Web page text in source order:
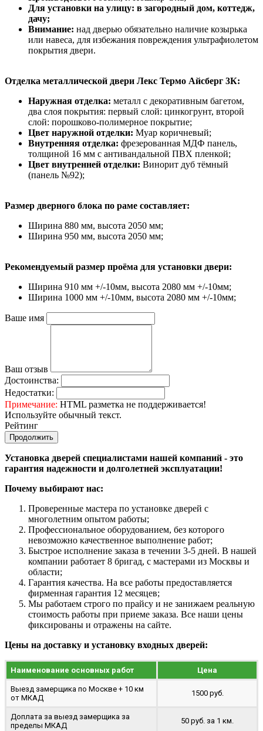
Для установки на улицу: в загородный дом, коттедж,
дачу;
Внимание: над дверью обязательно наличие козырька
или навеса, для избежания повреждения ультрафиолетом
покрытия двери.
Отделка металлической двери Лекс Термо Айсберг 3К:
Наружная отделка: металл с декоративным багетом,
два слоя покрытия: первый слой: цинкогрунт, второй
слой: порошково-полимерное покрытие;
Цвет наружной отделки: Муар коричневый;
Внутренняя отделка: фрезерованная МДФ панель,
толщиной 16 мм с антивандальной ПВХ пленкой;
Цвет внутренней отделки: Винорит дуб тёмный
(панель №92);
Размер дверного блока по раме составляет:
Ширина 880 мм, высота 2050 мм;
Ширина 950 мм, высота 2050 мм;
Рекомендуемый размер проёма для установки двери:
Ширина 910 мм +/-10мм, высота 2080 мм +/-10мм;
Ширина 1000 мм +/-10мм, высота 2080 мм +/-10мм;
Ваше имя
Ваш отзыв
Достоинства:
Недостатки:
Примечание: HTML разметка не поддерживается!
Используйте обычный текст.
Рейтинг
Продолжить
Установка дверей специалистами нашей компаний - это
гарантия надежности и долголетней эксплуатации!
Почему выбирают нас:
Проверенные мастера по установке дверей с
многолетним опытом работы;
Профессиональное оборудованием, без которого
невозможно качественное выполнение работ;
Быстрое исполнение заказа в течении 3-5 дней. В нашей
компании работает 8 бригад, с мастерами из Москвы и
области;
Гарантия качества. На все работы предоставляется
фирменная гарантия 12 месяцев;
Мы работаем строго по прайсу и не занижаем реальную
стоимость работы при приеме заказа. Все наши цены
фиксированы и отражены на сайте.
Цены на доставку и установку входных дверей:
Наименование основных работ Цена
Выезд замерщика по Москве + 10 км
от МКАД
1500 руб.
Доплата за выезд замерщика за
пределы МКАД
50 руб. за 1 км.